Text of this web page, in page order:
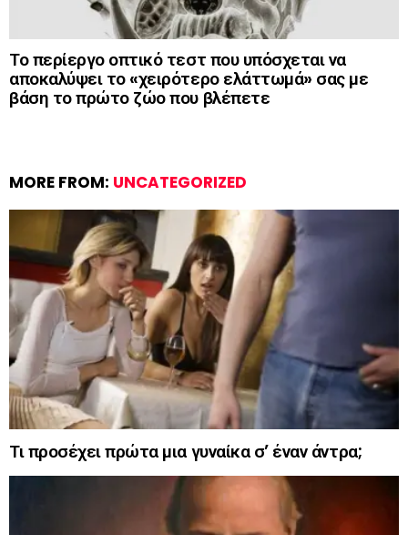
Το περίεργο οπτικό τεστ που υπόσχεται να
αποκαλύψει το «χειρότερο ελάττωμά» σας με
βάση το πρώτο ζώο που βλέπετε
MORE FROM: UNCATEGORIZED
Τι προσέχει πρώτα μια γυναίκα σ’ έναν άντρα;